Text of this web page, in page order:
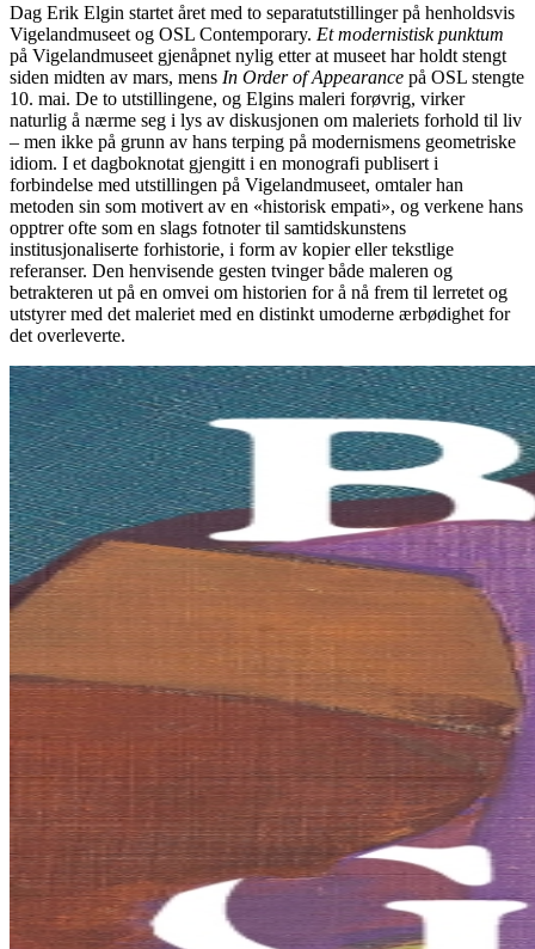
Dag Erik Elgin startet året med to separatutstillinger på henholdsvis
Vigelandmuseet og OSL Contemporary. Et modernistisk punktum
på Vigelandmuseet gjenåpnet nylig etter at museet har holdt stengt
siden midten av mars, mens In Order of Appearance på OSL stengte
10. mai. De to utstillingene, og Elgins maleri forøvrig, virker
naturlig å nærme seg i lys av diskusjonen om maleriets forhold til liv
– men ikke på grunn av hans terping på modernismens geometriske
idiom. I et dagboknotat gjengitt i en monografi publisert i
forbindelse med utstillingen på Vigelandmuseet, omtaler han
metoden sin som motivert av en «historisk empati», og verkene hans
opptrer ofte som en slags fotnoter til samtidskunstens
institusjonaliserte forhistorie, i form av kopier eller tekstlige
referanser. Den henvisende gesten tvinger både maleren og
betrakteren ut på en omvei om historien for å nå frem til lerretet og
utstyrer med det maleriet med en distinkt umoderne ærbødighet for
det overleverte.